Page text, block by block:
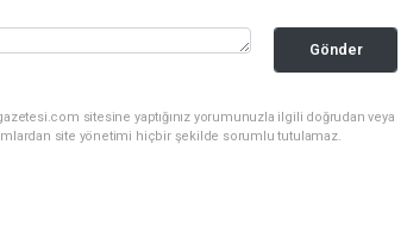
Gönder
sitesine yaptığınız yorumunuzla ilgili doğrudan veya
site yönetimi hiçbir şekilde sorumlu tutulamaz.